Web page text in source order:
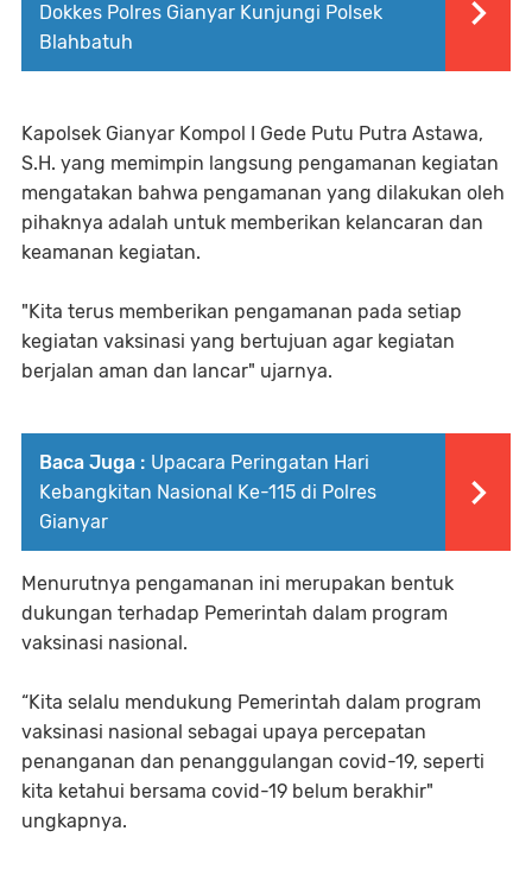
Dokkes Polres Gianyar Kunjungi Polsek
Blahbatuh
Kapolsek Gianyar Kompol I Gede Putu Putra Astawa,
S.H. yang memimpin langsung pengamanan kegiatan
mengatakan bahwa pengamanan yang dilakukan oleh
pihaknya adalah untuk memberikan kelancaran dan
keamanan kegiatan.
"Kita terus memberikan pengamanan pada setiap
kegiatan vaksinasi yang bertujuan agar kegiatan
berjalan aman dan lancar" ujarnya.
Baca Juga : Upacara Peringatan Hari
Kebangkitan Nasional Ke-115 di Polres
Gianyar
Menurutnya pengamanan ini merupakan bentuk
dukungan terhadap Pemerintah dalam program
vaksinasi nasional.
“Kita selalu mendukung Pemerintah dalam program
vaksinasi nasional sebagai upaya percepatan
penanganan dan penanggulangan covid-19, seperti
kita ketahui bersama covid-19 belum berakhir"
ungkapnya.